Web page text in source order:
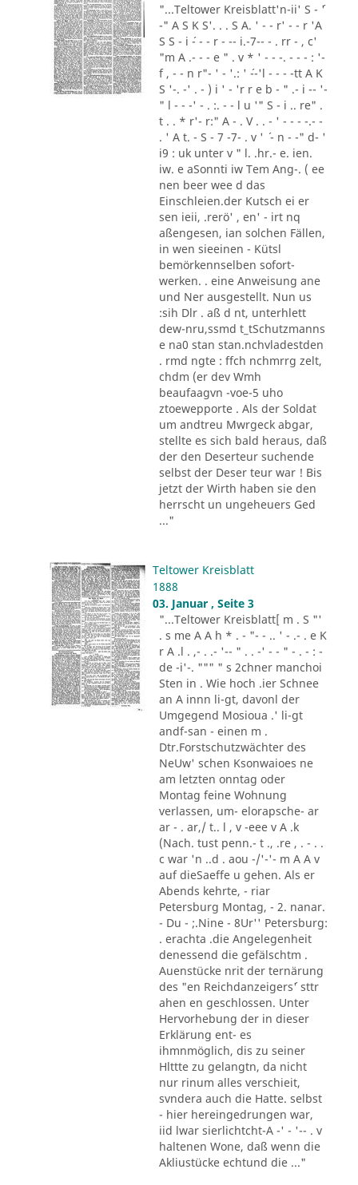
"...Teltower Kreisblatt'n-ii' S - ´'
-" A S K S'. . . S A. ' - - r' - - r 'A
S S - i ´- - - r - -- i.-7-- - . rr - , c'
"m A .- - - e " . v * ' - - -. - - - : '-
f , - - n r"- ' - '.: ' ´--'l - - - -tt A K
S '-. -' . - ) i ' - 'r r e b - " .- i -- '-
" l - - -' - . :. - - l u '" S - i .. re" .
t . . * r'- r:" A - . V . . - ' - - - -.- -
. ' A t. - S - 7 -7- . v ' ´ - n - -" d- '
i9 : uk unter v " l. .hr.- e. ien.
iw. e aSonnti iw Tem Ang-. ( ee
nen beer wee d das
Einschleien.der Kutsch ei er
sen ieii, .rerö' , en' - irt nq
aßengesen, ian solchen Fällen,
in wen sieeinen - Kütsl
bemörkennselben sofort-
werken. . eine Anweisung ane
und Ner ausgestellt. Nun us
:sih Dlr . aß d nt, unterhlett
dew-nru,ssmd t_tSchutzmanns
e na0 stan stan.nchvladestden
. rmd ngte : ffch nchmrrg zelt,
chdm (er dev Wmh
beaufaagvn -voe-5 uho
ztoewepporte . Als der Soldat
um andtreu Mwrgeck abgar,
stellte es sich bald heraus, daß
der den Deserteur suchende
selbst der Deser teur war ! Bis
jetzt der Wirth haben sie den
herrscht un ungeheuers Ged
..."
Teltower Kreisblatt
1888
03. Januar , Seite 3
"...Teltower Kreisblatt[ m . S "'
. s me A A h * . - "- - .. ' - .- . e K
r A .l . ,- . .- '-- " . . -' - - " - . - : -
de -i'-. """ " s 2chner manchoi
Sten in . Wie hoch .ier Schnee
an A innn li-gt, davonl der
Umgegend Mosioua .' li-gt
andf-san - einen m .
Dtr.Forstschutzwächter des
NeUw' schen Ksonwaioes ne
am letzten onntag oder
Montag feine Wohnung
verlassen, um- elorapsche- ar
ar - . ar,/ t.. l , v -eee v A .k
(Nach. tust penn.- t ., .re , . - . .
c war 'n ..d . aou -/'-'- m A A v
auf dieSaeffe u gehen. Als er
Abends kehrte, - riar
Petersburg Montag, - 2. nanar.
- Du - ;.Nine - 8Ur'' Petersburg:
. erachta .die Angelegenheit
denessend die gefälschtm .
Auenstücke nrit der ternärung
des "en Reichdanzeigers´' sttr
ahen en geschlossen. Unter
Hervorhebung der in dieser
Erklärung ent- es
ihmnmöglich, dis zu seiner
Hlttte zu gelangtn, da nicht
nur rinum alles verschieit,
svndera auch die Hatte. selbst
- hier hereingedrungen war,
iid lwar sierlichtcht-A -' - '-- . v
haltenen Wone, daß wenn die
Akliustücke echtund die ..."